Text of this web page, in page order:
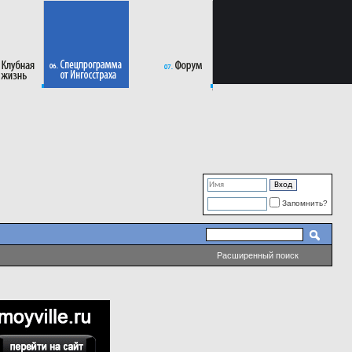
Запомнить?
Расширенный поиск